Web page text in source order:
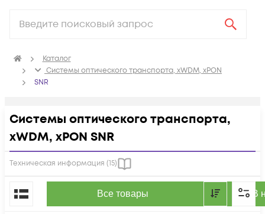
Каталог
Системы оптического транспорта, xWDM, xPON
SNR
Системы оптического транспорта,
xWDM, xPON SNR
Техническая информация (15)
Все товары В
По популярности